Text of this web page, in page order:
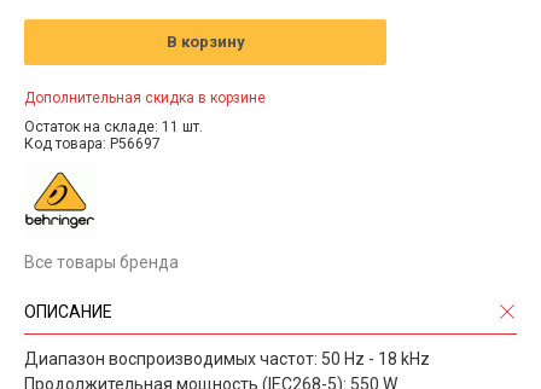
В корзину
Дополнительная скидка в корзине
Остаток на складе: 11 шт.
Код товара: P56697
Все товары бренда
ОПИСАНИЕ
Диапазон воспроизводимых частот: 50 Hz - 18 kHz
Продолжительная мощность (IEC268-5): 550 W